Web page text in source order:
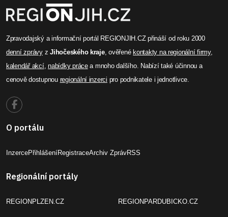
Zpravodajský a informační portál REGIONJIH.CZ přináší od roku 2000
denní zprávyzJihočeského kraje, ověřené kontakty na regionální firmy,
kalendář akcí,nabídky prácea mnoho dalšího. Nabízí také účinnou a
cenově dostupnou regionální inzerci pro podnikatele i jednotlivce.
O portálu
InzercePřihlášeníRegistraceArchiv ZprávRSS
Regionální portály
REGIONPLZEN.CZ REGIONPARDUBICKO.CZ